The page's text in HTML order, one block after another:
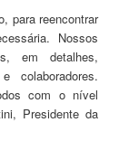
para reencontrar
Nossos
em detalhes,
colaboradores.
com o nível
Presidente da